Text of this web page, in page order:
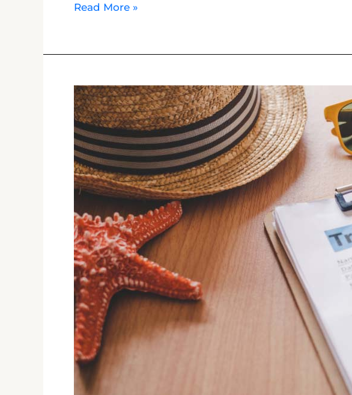
Read More »
Cortesía
de
Insure
My
Trip
/
Davie
Linea
Tours,
EE.UU.